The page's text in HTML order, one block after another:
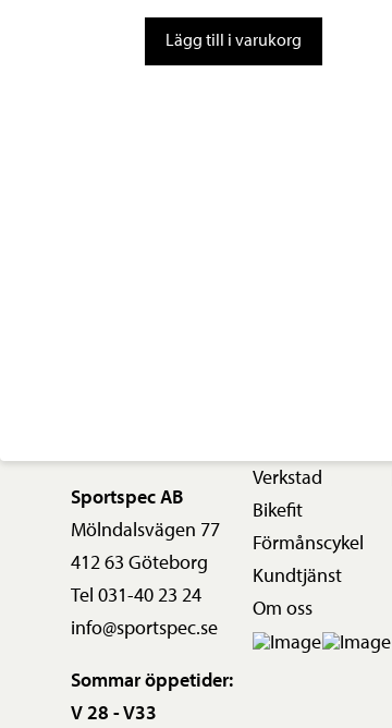
Lite
Lägg till i varukorg
Sportspec AB
Mölndalsvägen 77
412 63 Göteborg
Tel 031-40 23 24
info@sportspec.se
Sommar öppetider:
V 28 - V33
Verkstad
Bikefit
Förmånscykel
Kundtjänst
Om oss